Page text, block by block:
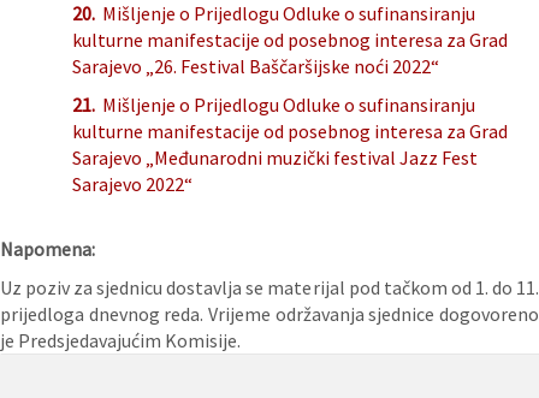
20. Mišljenje o Prijedlogu Odluke o sufinansiranju
kulturne manifestacije od posebnog interesa za Grad
Sarajevo „26. Festival Baščaršijske noći 2022“
21. Mišljenje o Prijedlogu Odluke o sufinansiranju
kulturne manifestacije od posebnog interesa za Grad
Sarajevo „Međunarodni muzički festival Jazz Fest
Sarajevo 2022“
Napomena:
Uz poziv za sjednicu dostavlja se materijal pod tačkom od 1. do 11.
prijedloga dnevnog reda. Vrijeme održavanja sjednice dogovoreno
je Predsjedavajućim Komisije.